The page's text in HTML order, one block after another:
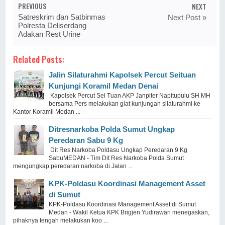
PREVIOUS
Satreskrim dan Satbinmas
Polresta Deliserdang
Adakan Rest Urine
NEXT
Next Post »
Related Posts:
Jalin Silaturahmi Kapolsek Percut Seituan
Kunjungi Koramil Medan Denai
Kapolsek Percut Sei Tuan AKP Janpiter Napitupulu SH MH
bersama Pers melakukan giat kunjungan silaturahmi ke
Kantor Koramil Medan ...
Ditresnarkoba Polda Sumut Ungkap
Peredaran Sabu 9 Kg
Dit Res Narkoba Poldasu Ungkap Peredaran 9 Kg
SabuMEDAN - Tim Dit Res Narkoba Polda Sumut
mengungkap peredaran narkoba di Jalan ...
KPK-Poldasu Koordinasi Management Asset
di Sumut
KPK-Poldasu Koordinasi Management Asset di Sumut
Medan - Wakil Ketua KPK Brigjen Yudirawan menegaskan,
pihaknya tengah melakukan koo ...